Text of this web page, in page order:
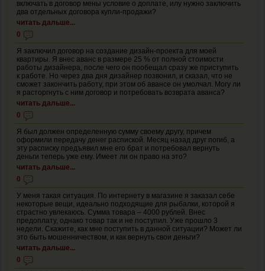
включать в договор мены условие о доплате, илу нужно заключить
два отдельных договора купли-продажи?
читать дальше...
0
Я заключил договор на создание дизайн-проекта для моей
квартиры. Я внес аванс в размере 25 % от полной стоимости
работы дизайнера, после чего он пообещал сразу же приступить
к работе. Но через два дня дизайнер позвонил, и сказал, что не
сможет закончить работу, при этом об авансе он умолчал. Могу ли
я расторгнуть с ним договор и потребовать возврата аванса?
читать дальше...
0
Я был должен определенную сумму своему другу, причем
оформили передачу денег распиской. Месяц назад друг погиб, а
эту расписку предъявил мне его брат и потребовал вернуть
деньги теперь уже ему. Имеет ли он право на это?
читать дальше...
0
У меня такая ситуация. По интернету в магазине я заказал себе
некоторые вещи, идеально подходящие для рыбалки, которой я
страстно увлекаюсь. Сумма товара – 4000 рублей. Внес
предоплату, однако товар так и не поступил. Уже прошло 3
недели. Скажите, как мне поступить в данной ситуации? Может ли
это быть мошенничеством, и как вернуть свои деньги?
читать дальше...
0